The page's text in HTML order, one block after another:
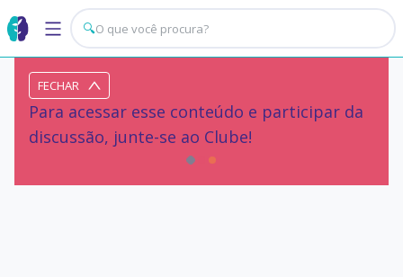
🔍
FECHAR
Para acessar esse conteúdo e participar da
discussão, junte-se ao Clube!